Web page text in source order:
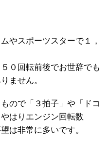
やスポーツスターで１，
０回転前後でお世辞でも
ません。
ので「３拍子」や「ドコ
はりエンジン回転数
は非常に多いです。